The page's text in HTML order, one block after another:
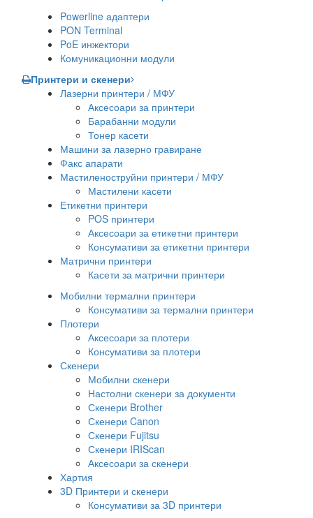
Powerline адаптери
PON Terminal
PoE инжектори
Комуникационни модули
Принтери и скенери
Лазерни принтери / МФУ
Аксесоари за принтери
Барабанни модули
Тонер касети
Машини за лазерно гравиране
Факс апарати
Мастиленоструйни принтери / МФУ
Мастилени касети
Етикетни принтери
POS принтери
Аксесоари за етикетни принтери
Консумативи за етикетни принтери
Матрични принтери
Касети за матрични принтери
Мобилни термални принтери
Консумативи за термални принтери
Плотери
Аксесоари за плотери
Консумативи за плотери
Скенери
Мобилни скенери
Настолни скенери за документи
Скенери Brother
Скенери Canon
Скенери Fujitsu
Скенери IRIScan
Аксесоари за скенери
Хартия
3D Принтери и скенери
Консумативи за 3D принтери